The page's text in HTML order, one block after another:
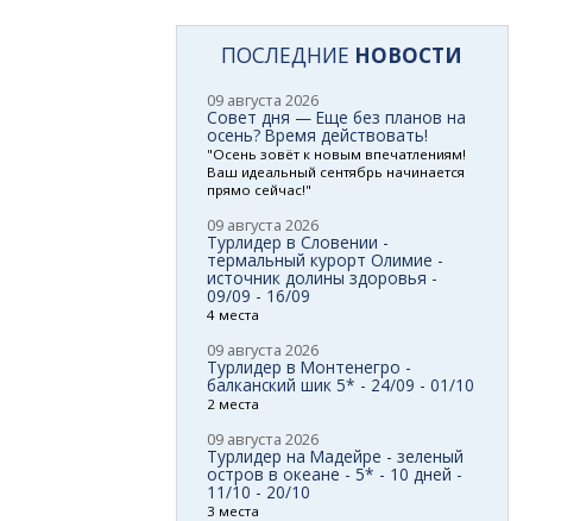
ПОСЛЕДНИЕ НОВОСТИ
09 августа 2026
Совет дня — Еще без планов на
осень? Время действовать!
"Осень зовёт к новым впечатлениям!
Ваш идеальный сентябрь начинается
прямо сейчас!"
09 августа 2026
Турлидер в Словении -
термальный курорт Олимие -
источник долины здоровья -
09/09 - 16/09
4 места
09 августа 2026
Турлидер в Монтенегро -
балканский шик 5* - 24/09 - 01/10
2 места
09 августа 2026
Турлидер на Мадейре - зеленый
остров в океане - 5* - 10 дней -
11/10 - 20/10
3 места